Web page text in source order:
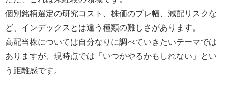
個別銘柄選定の研究コスト、株価のブレ幅、減配リスクな
ど、インデックスとは違う種類の難しさがあります。
高配当株については自分なりに調べていきたいテーマでは
ありますが、現時点では「いつかやるかもしれない」とい
う距離感です。